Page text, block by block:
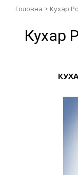
Головна > Кухар
Кухар